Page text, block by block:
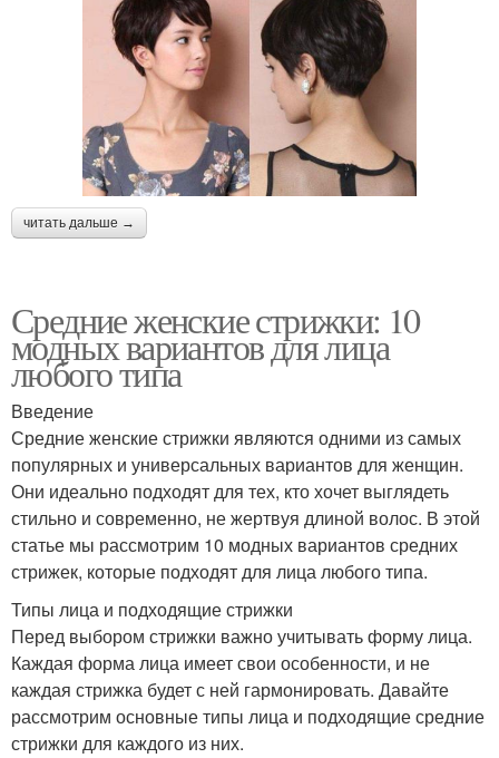
читать дальше →
Средние женские стрижки: 10
модных вариантов для лица
любого типа
Введение
Средние женские стрижки являются одними из самых
популярных и универсальных вариантов для женщин.
Они идеально подходят для тех, кто хочет выглядеть
стильно и современно, не жертвуя длиной волос. В этой
статье мы рассмотрим 10 модных вариантов средних
стрижек, которые подходят для лица любого типа.
Типы лица и подходящие стрижки
Перед выбором стрижки важно учитывать форму лица.
Каждая форма лица имеет свои особенности, и не
каждая стрижка будет с ней гармонировать. Давайте
рассмотрим основные типы лица и подходящие средние
стрижки для каждого из них.